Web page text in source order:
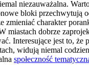
niezauważalna.
bloki przechwytują
charakter
miastach dobrze
Interesujące jest to,
widują niemal
społeczność